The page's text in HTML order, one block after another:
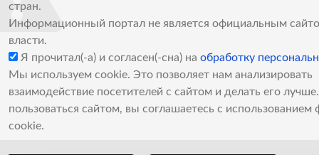
стран.
Информационный портал не является официальным
власти.
Я прочитал(-а) и согласен(-сна) на обработку
Мы используем cookie. Это позволяет нам анализировать
взаимодействие посетителей с сайтом и делать его
пользоваться сайтом, вы соглашаетесь с использованием
cookie.